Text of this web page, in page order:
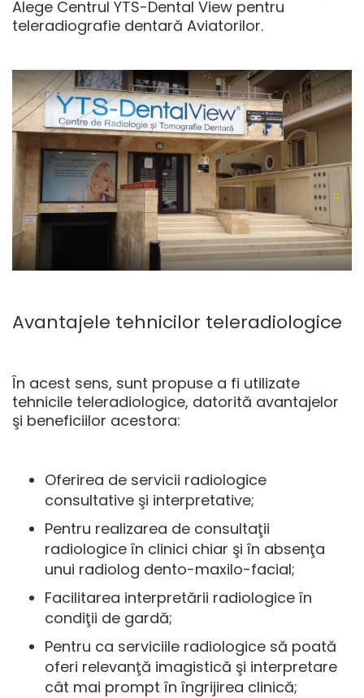
Alege Centrul YTS-Dental View pentru
teleradiografie dentară Aviatorilor.
Avantajele tehnicilor teleradiologice
În acest sens, sunt propuse a fi utilizate
tehnicile teleradiologice, datorită avantajelor
şi beneficiilor acestora:
Oferirea de servicii radiologice
consultative şi interpretative;
Pentru realizarea de consultaţii
radiologice în clinici chiar şi în absenţa
unui radiolog dento-maxilo-facial;
Facilitarea interpretării radiologice în
condiţii de gardă;
Pentru ca serviciile radiologice să poată
oferi relevanţă imagistică şi interpretare
cât mai prompt în îngrijirea clinică;